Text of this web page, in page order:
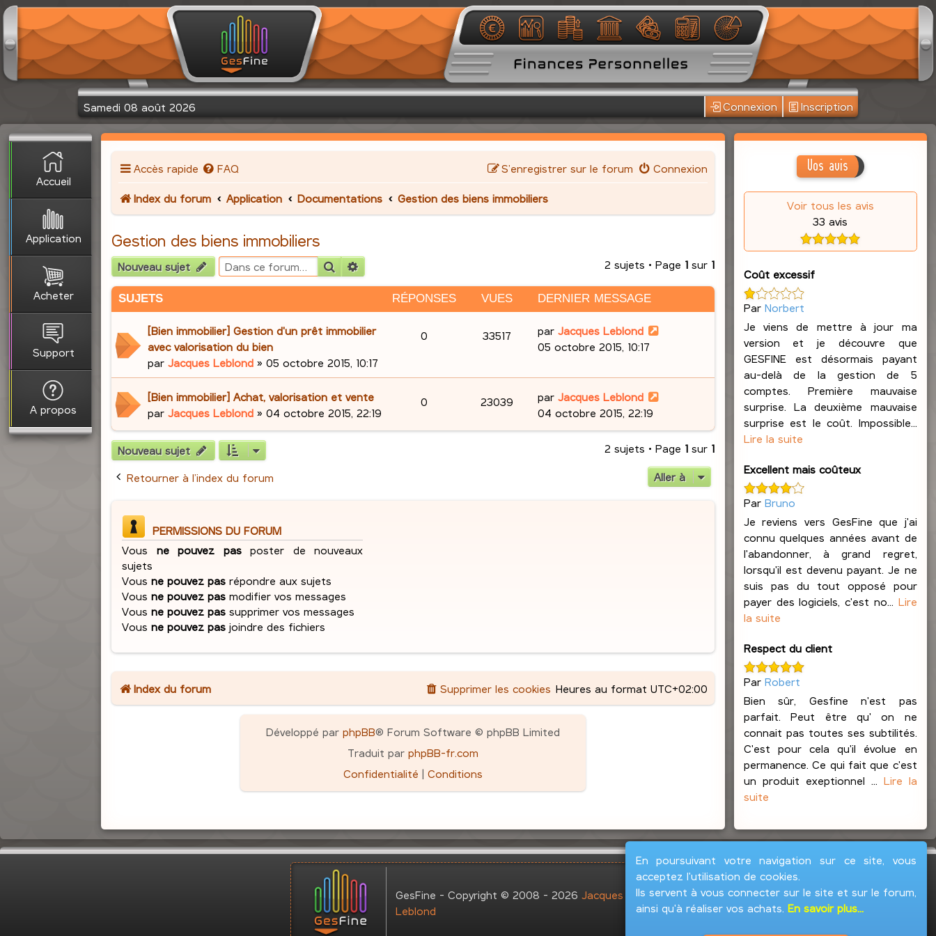
Samedi 08 août 2026 Connexion Inscription
Accueil
Application
Acheter
Support
A propos
Accès rapide FAQ Connexion
S’enregistrer sur le forum
Index du forum Application Documentations Gestion des biens immobiliers
Gestion des biens immobiliers
Nouveau sujet Rechercher 2 sujets • Page 1sur 1
SUJETS RÉPONSES VUES DERNIER MESSAGE
[Bien immobilier] Gestion d'un prêt immobilier
avec valorisation du bien
parJacques Leblond »05 octobre 2015, 10:17
0R
33517
D
e
n
i
e
par Jacques Leblond
05 octobre 2015, 10:17
[Bien immobilier] Achat, valorisation et vente
parJacques Leblond »04 octobre 2015, 22:19
0R
23039
D
e
r
par Jacques Leblond
04 octobre 2015, 22:19
Nouveau sujet 2 sujets • Page 1sur 1
Retourner à l’index du forum Aller à
PERMISSIONS DU FORUM
Vous ne pouvez pasposter de nouveaux
sujets
Vousne pouvez pas répondre aux sujets
Vousne pouvez pas modifier vos messages
Vousne pouvez pas supprimer vos messages
Vousne pouvez pas joindre des fichiers
Index du forum Heures au format UTC+02:00
Supprimer les cookies
Développé par phpBB® Forum Software © phpBB Limited
Traduit par phpBB-fr.com
Confidentialité | Conditions
Vos avis
Voir tous les avis
33 avis
Coût excessif
Par Norbert
Je viens de mettre à jour ma
version et je découvre que
GESFINE est désormais payant
au-delà de la gestion de 5
comptes. Première mauvaise
surprise. La deuxième mauvaise
surprise est le coût. Impossible...
Lire la suite
Excellent mais coûteux
Par Bruno
Je reviens vers GesFine que j'ai
connu quelques années avant de
l'abandonner, à grand regret,
lorsqu'il est devenu payant. Je ne
suis pas du tout opposé pour
payer des logiciels, c'est no... Lire
la suite
Respect du client
Par Robert
Bien sûr, Gesfine n'est pas
parfait. Peut être qu' on ne
connait pas toutes ses subtilités.
C'est pour cela qu'il évolue en
permanence. Ce qui fait que c'est
un produit exeptionnel ... Lire la
suite
En poursuivant votre navigation sur ce site, vous
acceptez l'utilisation de cookies.
Ils servent à vous connecter sur le site et sur le forum,
ainsi qu'à réaliser vos achats. En savoir plus...
GesFine - Copyright © 2008 - 2026Jacques
Leblond